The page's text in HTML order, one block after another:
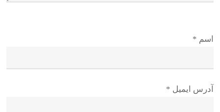
اسم *
آدرس ایمیل *